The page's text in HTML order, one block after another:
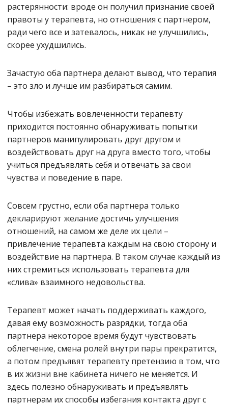
растерянности: вроде он получил признание своей
правоты у терапевта, но отношения с партнером,
ради чего все и затевалось, никак не улучшились,
скорее ухудшились.
Зачастую оба партнера делают вывод, что терапия
– это зло и лучше им разбираться самим.
Чтобы избежать вовлеченности терапевту
приходится постоянно обнаруживать попытки
партнеров манипулировать друг другом и
воздействовать друг на друга вместо того, чтобы
учиться предъявлять себя и отвечать за свои
чувства и поведение в паре.
Совсем грустно, если оба партнера только
декларируют желание достичь улучшения
отношений, на самом же деле их цели –
привлечение терапевта каждым на свою сторону и
воздействие на партнера. В таком случае каждый из
них стремиться использовать терапевта для
«слива» взаимного недовольства.
Терапевт может начать поддерживать каждого,
давая ему возможность разрядки, тогда оба
партнера некоторое время будут чувствовать
облегчение, смена ролей внутри пары прекратится,
а потом предъявят терапевту претензию в том, что
в их жизни вне кабинета ничего не меняется. И
здесь полезно обнаруживать и предъявлять
партнерам их способы избегания контакта друг с